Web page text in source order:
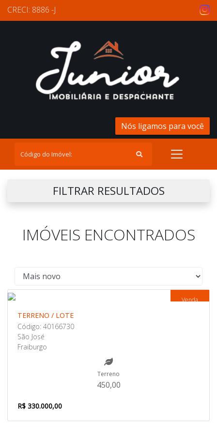
CRECI: 8886 -J
Nós ligamos para você
FILTRAR RESULTADOS
IMÓVEIS ENCONTRADOS
Venda
TERRENO / LOTE
Código: 40166730
São José
Fraiburgo
Terreno
450,00
R$ 330.000,00